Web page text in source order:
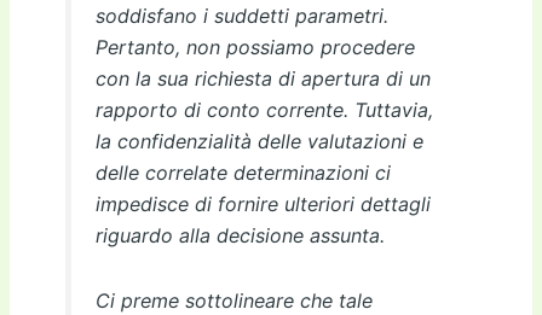
soddisfano i suddetti parametri.
Pertanto, non possiamo procedere
con la sua richiesta di apertura di un
rapporto di conto corrente. Tuttavia,
la confidenzialità delle valutazioni e
delle correlate determinazioni ci
impedisce di fornire ulteriori dettagli
riguardo alla decisione assunta.
Ci preme sottolineare che tale